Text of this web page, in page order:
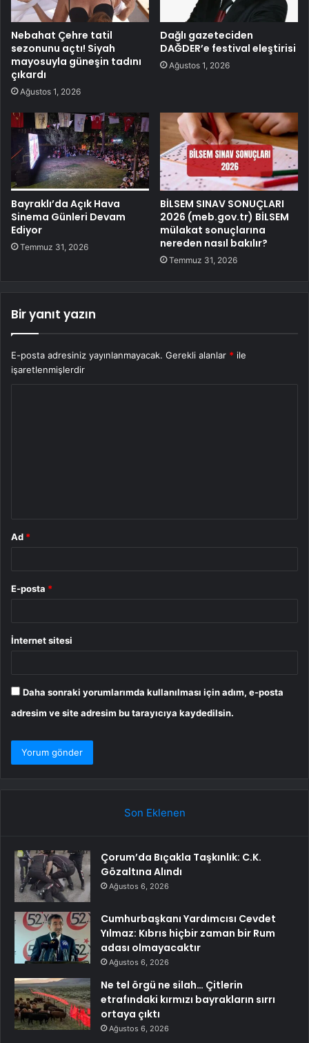
Nebahat Çehre tatil
sezonunu açtı! Siyah
mayosuyla güneşin tadını
çıkardı
Ağustos 1, 2026
Dağlı gazeteciden
DAĞDER’e festival eleştirisi
Ağustos 1, 2026
Bayraklı’da Açık Hava
Sinema Günleri Devam
Ediyor
Temmuz 31, 2026
BİLSEM SINAV SONUÇLARI
2026 (meb.gov.tr) BİLSEM
mülakat sonuçlarına
nereden nasıl bakılır?
Temmuz 31, 2026
Bir yanıt yazın
E-posta adresiniz yayınlanmayacak. Gerekli alanlar * ile
işaretlenmişlerdir
Ad *
E-posta *
İnternet sitesi
Daha sonraki yorumlarımda kullanılması için adım, e-posta
adresim ve site adresim bu tarayıcıya kaydedilsin.
Son Eklenen
Çorum’da Bıçakla Taşkınlık: C.K.
Gözaltına Alındı
Ağustos 6, 2026
Cumhurbaşkanı Yardımcısı Cevdet
Yılmaz: Kıbrıs hiçbir zaman bir Rum
adası olmayacaktır
Ağustos 6, 2026
Ne tel örgü ne silah… Çitlerin
etrafındaki kırmızı bayrakların sırrı
ortaya çıktı
Ağustos 6, 2026